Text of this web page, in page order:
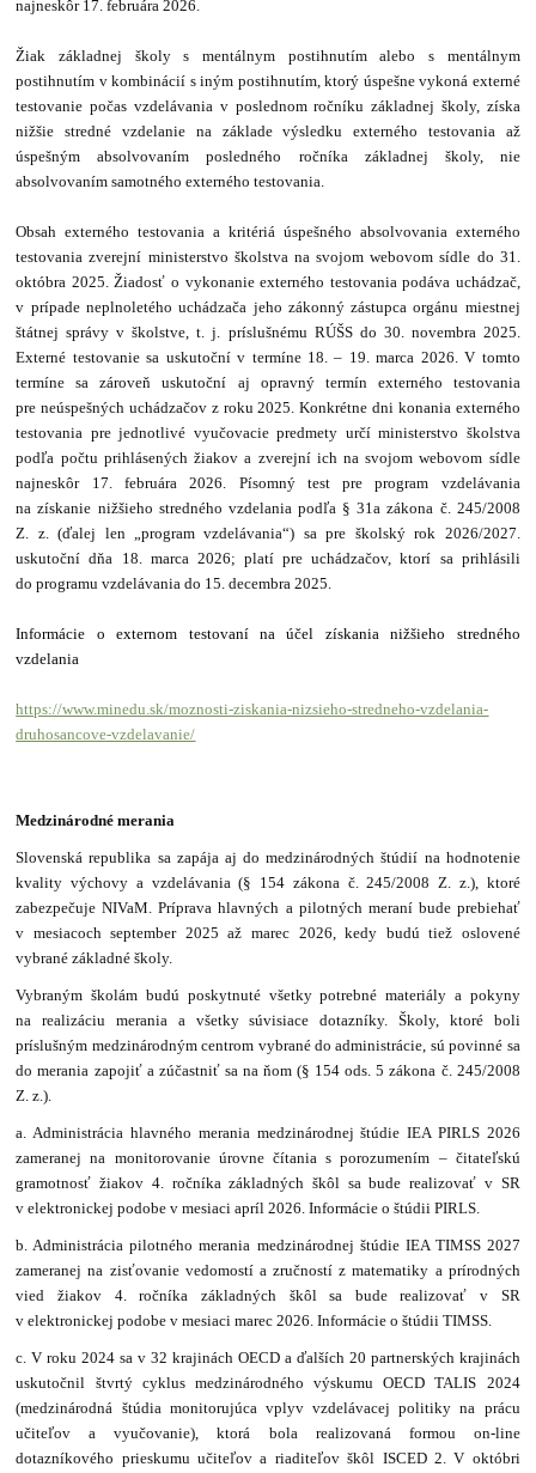
najneskôr 17. februára 2026.
Žiak základnej školy s mentálnym postihnutím alebo s mentálnym
postihnutím v kombinácií s iným postihnutím, ktorý úspešne vykoná externé
testovanie počas vzdelávania v poslednom ročníku základnej školy, získa
nižšie stredné vzdelanie na základe výsledku externého testovania až
úspešným absolvovaním posledného ročníka základnej školy, nie
absolvovaním samotného externého testovania.
Obsah externého testovania a kritériá úspešného absolvovania externého
testovania zverejní ministerstvo školstva na svojom webovom sídle do 31.
októbra 2025. Žiadosť o vykonanie externého testovania podáva uchádzač,
v prípade neplnoletého uchádzača jeho zákonný zástupca orgánu miestnej
štátnej správy v školstve, t. j. príslušnému RÚŠS do 30. novembra 2025.
Externé testovanie sa uskutoční v termíne 18. – 19. marca 2026. V tomto
termíne sa zároveň uskutoční aj opravný termín externého testovania
pre neúspešných uchádzačov z roku 2025. Konkrétne dni konania externého
testovania pre jednotlivé vyučovacie predmety určí ministerstvo školstva
podľa počtu prihlásených žiakov a zverejní ich na svojom webovom sídle
najneskôr 17. februára 2026. Písomný test pre program vzdelávania
na získanie nižšieho stredného vzdelania podľa § 31a zákona č. 245/2008
Z. z. (ďalej len „program vzdelávania“) sa pre školský rok 2026/2027.
uskutoční dňa 18. marca 2026; platí pre uchádzačov, ktorí sa prihlásili
do programu vzdelávania do 15. decembra 2025.
Informácie o externom testovaní na účel získania nižšieho stredného
vzdelania
https://www.minedu.sk/moznosti-ziskania-nizsieho-stredneho-vzdelania-
druhosancove-vzdelavanie/
Medzinárodné merania
Slovenská republika sa zapája aj do medzinárodných štúdií na hodnotenie
kvality výchovy a vzdelávania (§ 154 zákona č. 245/2008 Z. z.), ktoré
zabezpečuje NIVaM. Príprava hlavných a pilotných meraní bude prebiehať
v mesiacoch september 2025 až marec 2026, kedy budú tiež oslovené
vybrané základné školy.
Vybraným školám budú poskytnuté všetky potrebné materiály a pokyny
na realizáciu merania a všetky súvisiace dotazníky. Školy, ktoré boli
príslušným medzinárodným centrom vybrané do administrácie, sú povinné sa
do merania zapojiť a zúčastniť sa na ňom (§ 154 ods. 5 zákona č. 245/2008
Z. z.).
a. Administrácia hlavného merania medzinárodnej štúdie IEA PIRLS 2026
zameranej na monitorovanie úrovne čítania s porozumením – čitateľskú
gramotnosť žiakov 4. ročníka základných škôl sa bude realizovať v SR
v elektronickej podobe v mesiaci apríl 2026. Informácie o štúdii PIRLS.
b. Administrácia pilotného merania medzinárodnej štúdie IEA TIMSS 2027
zameranej na zisťovanie vedomostí a zručností z matematiky a prírodných
vied žiakov 4. ročníka základných škôl sa bude realizovať v SR
v elektronickej podobe v mesiaci marec 2026. Informácie o štúdii TIMSS.
c. V roku 2024 sa v 32 krajinách OECD a ďalších 20 partnerských krajinách
uskutočnil štvrtý cyklus medzinárodného výskumu OECD TALIS 2024
(medzinárodná štúdia monitorujúca vplyv vzdelávacej politiky na prácu
učiteľov a vyučovanie), ktorá bola realizovaná formou on-line
dotazníkového prieskumu učiteľov a riaditeľov škôl ISCED 2. V októbri